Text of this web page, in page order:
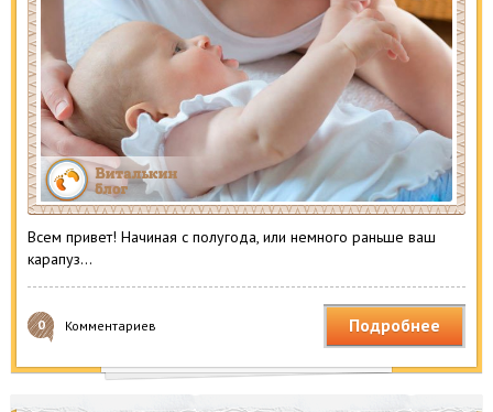
Всем привет! Начиная с полугода, или немного раньше ваш
карапуз…
0 Комментариев Подробнее